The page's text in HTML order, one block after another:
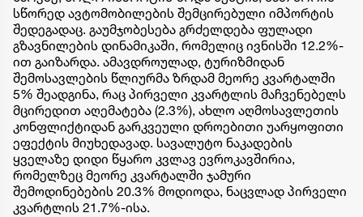
სწორედ ავტომობილების შემცირებული იმპორტის
შედეგადაც. გაუმჯობესება გრძელდება ფულადი
გზავნილების დინამიკაში, რომელიც ივნისში 12.2%-
ით გაიზარდა. ამავდროულად, ტურიზმიდან
შემოსავლების წლიურმა ზრდამ მეორე კვარტალში
5% შეადგინა, რაც პირველი კვარტლის მაჩვენებელს
მცირედით აღემატება (2.3%), ახლო აღმოსავლეთის
კონფლიქტიდან გარკვეული დროებითი უარყოფითი
ეფექტის მიუხედავად. სავალუტო ნაკადების
ყველაზე დიდი წყარო კვლავ ევროკავშირია,
რომელზეც მეორე კვარტალში ჯამური
შემოდინებების 20.3% მოდიოდა, ნაცვლად პირველი
კვარტლის 21.7%-ისა.